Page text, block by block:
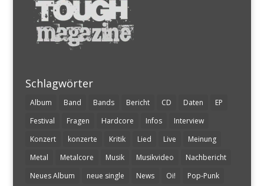
Schlagwörter
Album Band Bands Bericht CD Daten
EP
Festival
Fragen Hardcore Infos
Interview
Konzert
konzerte Kritik Lied Live
Meinung
Metal
Metalcore Musik Musikvideo
Nachbericht
Neues Album
neue single News Oi!
Pop-Punk